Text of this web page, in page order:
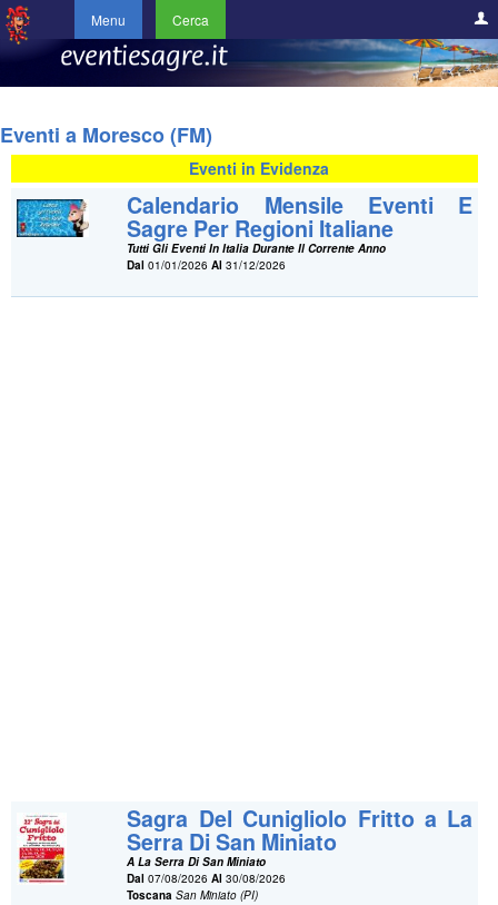
Menu Cerca
Eventi a Moresco (FM)
Eventi in Evidenza
Calendario Mensile Eventi E
Sagre Per Regioni Italiane
Tutti Gli Eventi In Italia Durante Il Corrente Anno
Dal 01/01/2026Al 31/12/2026
Sagra Del Cunigliolo Fritto a La
Serra Di San Miniato
A La Serra Di San Miniato
Dal 07/08/2026Al 30/08/2026
Toscana San Miniato (PI)